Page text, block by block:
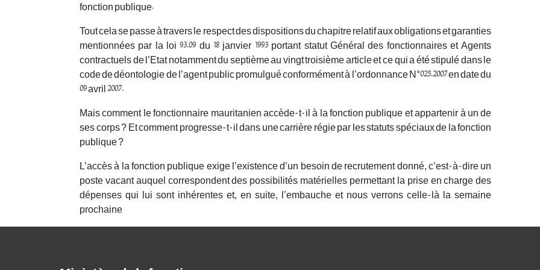
fonction publique.
Tout cela se passe à travers le respect des dispositions du chapitre relatif aux obligations et garanties
mentionnées par la loi 93.09 du 18 janvier 1993 portant statut Général des fonctionnaires et Agents
contractuels de l’Etat notamment du septième au vingt troisième article et ce qui a été stipulé dans le
code de déontologie de l’agent public promulgué conformément à l’ordonnance N°025.2007 en date du
09 avril 2007.
Mais comment le fonctionnaire mauritanien accède-t-il à la fonction publique et appartenir à un de
ses corps ? Et comment progresse-t-il dans une carrière régie par les statuts spéciaux de la fonction
publique ?
L’accès à la fonction publique exige l’existence d’un besoin de recrutement donné, c’est-à-dire un
poste vacant auquel correspondent des possibilités matérielles permettant la prise en charge des
dépenses qui lui sont inhérentes et, en suite, l’embauche et nous verrons celle-là la semaine
prochaine